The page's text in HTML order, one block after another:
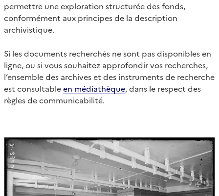
permettre une exploration structurée des fonds,
conformément aux principes de la description
archivistique.
Si les documents recherchés ne sont pas disponibles en
ligne, ou si vous souhaitez approfondir vos recherches,
l’ensemble des archives et des instruments de recherche
est consultableen médiathèque, dans le respect des
règles de communicabilité.